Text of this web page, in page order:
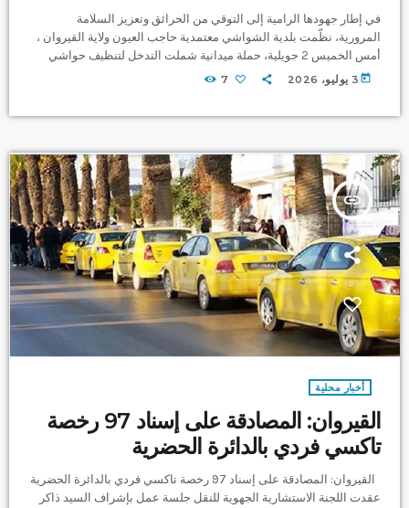
في إطار جهودها الرامية إلى التوقي من الحرائق وتعزيز السلامة
المرورية، نظّمت بلدية الشواشي معتمدية حاجب العيون ولاية القيروان ،
أمس الخميس 2 جويلية، حملة ميدانية شملت التدخل لتنظيف حواشي
الطرقات بعدد من النقاط المختلفة داخل المنطقة البلدية. وتهدف هذه
today 3 يوليو، 2026 7
insert_link
أخبار محلية
القيروان: المصادقة على إسناد 97 رخصة
تاكسي فردي بالدائرة الحضرية
القيروان: المصادقة على إسناد 97 رخصة تاكسي فردي بالدائرة الحضرية
عقدت اللجنة الاستشارية الجهوية للنقل جلسة عمل بإشراف السيد ذاكر